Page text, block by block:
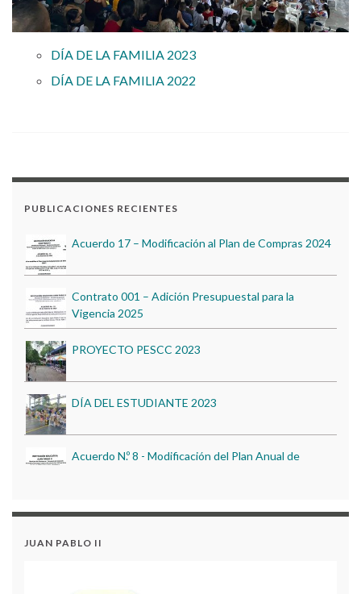
DÍA DE LA FAMILIA 2023
DÍA DE LA FAMILIA 2022
PUBLICACIONES RECIENTES
Acuerdo 17 – Modificación al Plan de Compras 2024
Vigencia 2025
PROYECTO PESCC 2023
Adquisiciones 2024
Acuerdo 18 – Plan Anual de Adquisiciones para la
Inducción)
JUAN PABLO II